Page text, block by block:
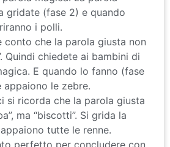
gridate (fase 2) e quando
i polli.
che la parola giusta non
Quindi chiedete ai bambini di
E quando lo fanno (fase
le zebre.
si ricorda che la parola giusta
ma “biscotti”. Si grida la
tutte le renne.
perfetto per concludere con